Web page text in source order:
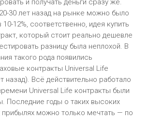
и получать деньги сразу же.
30 лет назад на рынке можно было
10-12%, соответственно, идея купить
который стоит реально дешевле
разницу была неплохой. В
такого рода появились
контракты Universal Life
назад). Всё действительно работало
Universal Life контракты были
Последние годы о таких высоких
прибылях можно только мечтать — по